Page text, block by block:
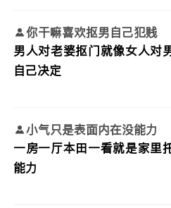
你干嘛喜欢抠男自己犯贱
男人对老婆抠门就像女人对
自己决定
小气只是表面内在没能力
一房一厅本田一看就是家里
能力